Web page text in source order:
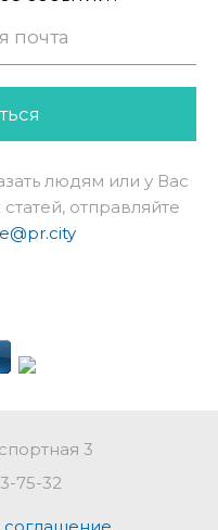
людям или у Вас
отправляйте
3
75-32
соглашение